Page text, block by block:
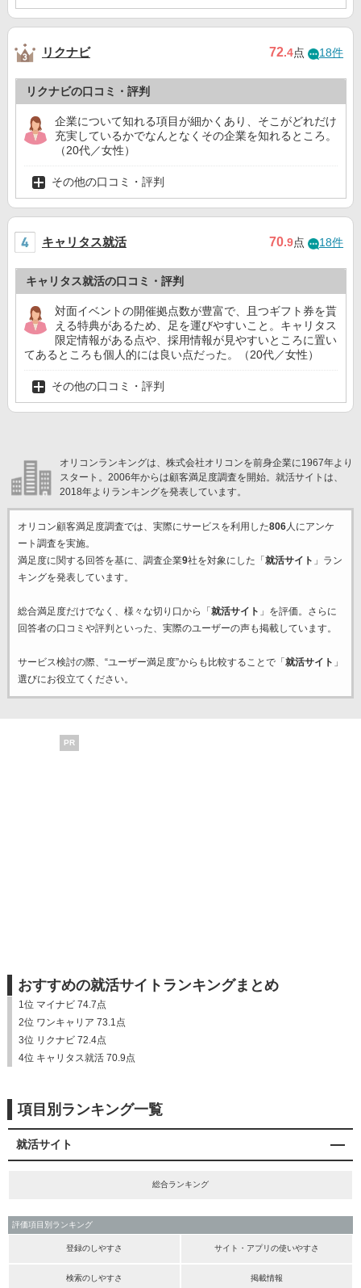
リクナビ 72.4点 18件
リクナビの口コミ・評判
企業について知れる項目が細かくあり、そこがどれだけ
充実しているかでなんとなくその企業を知れるところ。
（20代／女性）
その他の口コミ・評判
キャリタス就活 70.9点 18件
キャリタス就活の口コミ・評判
対面イベントの開催拠点数が豊富で、且つギフト券を貰
える特典があるため、足を運びやすいこと。キャリタス
限定情報がある点や、採用情報が見やすいところに置い
てあるところも個人的には良い点だった。（20代／女性）
その他の口コミ・評判
オリコンランキングは、株式会社オリコンを前身企業に1967年より
スタート。2006年からは顧客満足度調査を開始。就活サイトは、
2018年よりランキングを発表しています。
オリコン顧客満足度調査では、実際にサービスを利用した806人にアンケ
ート調査を実施。
満足度に関する回答を基に、調査企業9社を対象にした「 就活サイト 」ラン
キングを発表しています。
総合満足度だけでなく、様々な切り口から「 就活サイト 」を評価。さらに
回答者の口コミや評判といった、実際のユーザーの声も掲載しています。
サービス検討の際、“ユーザー満足度”からも比較することで「 就活サイト 」
選びにお役立てください。
PR
おすすめの就活サイトランキングまとめ
1位 マイナビ 74.7点
2位 ワンキャリア 73.1点
3位 リクナビ 72.4点
4位 キャリタス就活 70.9点
項目別ランキング一覧
就活サイト
総合ランキング
評価項目別ランキング
登録のしやすさ サイト・アプリの使いやすさ
検索のしやすさ 掲載情報